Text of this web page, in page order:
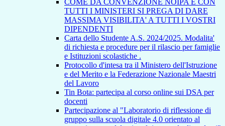
COME DA CONVENZIONE NOIPA E CON
TUTTI I MINISTERI SI PREGA DI DARE
MASSIMA VISIBILITA' A TUTTI I VOSTRI
DIPENDENTI
Carta dello Studente A.S. 2024/2025. Modalita'
di richiesta e procedure per il rilascio per famiglie
e Istituzioni scolastiche .
Protocollo d'intesa tra il Ministero dell'Istruzione
e del Merito e la Federazione Nazionale Maestri
del Lavoro
Tin Bota: partecipa al corso online sui DSA per
docenti
Partecipazione al "Laboratorio di riflessione di
gruppo sulla scuola digitale 4.0 orientato al